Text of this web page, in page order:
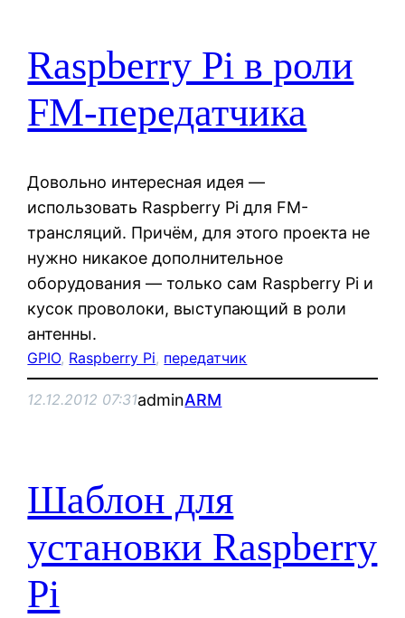
Raspberry Pi в роли
FM-передатчика
Довольно интересная идея —
использовать Raspberry Pi для FM-
трансляций. Причём, для этого проекта не
нужно никакое дополнительное
оборудования — только сам Raspberry Pi и
кусок проволоки, выступающий в роли
антенны.
GPIO, Raspberry Pi, передатчик
12.12.2012 07:31adminARM
Шаблон для
установки Raspberry
Pi